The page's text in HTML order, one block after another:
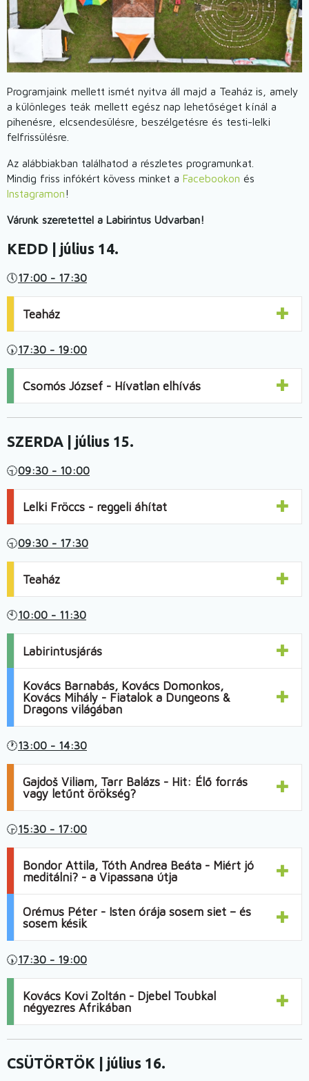
Programjaink mellett ismét nyitva áll majd a Teaház is, amely
a különleges teák mellett egész nap lehetőséget kínál a
pihenésre, elcsendesülésre, beszélgetésre és testi-lelki
felfrissülésre.
Az alábbiakban találhatod a részletes programunkat.
Mindig friss infókért kövess minket a Facebookon és
Instagramon!
Várunk szeretettel a Labirintus Udvarban!
KEDD | július 14.
🕔17:00 - 17:30
Teaház
🕠17:30 - 19:00
Csomós József - Hívatlan elhívás
SZERDA | július 15.
🕤09:30 - 10:00
Lelki Fröccs - reggeli áhítat
🕤09:30 - 17:30
Teaház
🕙10:00 - 11:30
Labirintusjárás
Kovács Barnabás, Kovács Domonkos,
Kovács Mihály - Fiatalok a Dungeons &
Dragons világában
🕐13:00 - 14:30
Gajdoš Viliam, Tarr Balázs - Hit: Élő forrás
vagy letűnt örökség?
🕞15:30 - 17:00
Bondor Attila, Tóth Andrea Beáta - Miért jó
meditálni? - a Vipassana útja
Orémus Péter - Isten órája sosem siet – és
sosem késik
🕠17:30 - 19:00
Kovács Kovi Zoltán - Djebel Toubkal
négyezres Afrikában
CSÜTÖRTÖK | július 16.